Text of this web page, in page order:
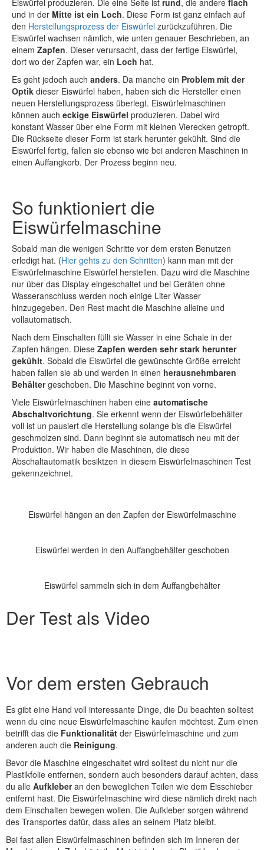
und in der Mitte ist ein Loch. Diese Form ist ganz einfach auf
den Herstellungsprozess der Eiswürfel zurückzuführen. Die
Eiswürfel wachsen nämlich, wie unten genauer Beschrieben, an
einem Zapfen. Dieser verursacht, dass der fertige Eiswürfel,
dort wo der Zapfen war, ein Loch hat.
Es geht jedoch auch anders. Da manche ein Problem mit der
Optik dieser Eiswürfel haben, haben sich die Hersteller einen
neuen Herstellungsprozess überlegt. Eiswürfelmaschinen
können auch eckige Eiswürfel produzieren. Dabei wird
konstant Wasser über eine Form mit kleinen Vierecken getropft.
Die Rückseite dieser Form ist stark herunter gekühlt. Sind die
Eiswürfel fertig, fallen sie ebenso wie bei anderen Maschinen in
einen Auffangkorb. Der Prozess beginn neu.
So funktioniert die
Eiswürfelmaschine
Sobald man die wenigen Schritte vor dem ersten Benutzen
erledigt hat. (Hier gehts zu den Schritten) kann man mit der
Eiswürfelmaschine Eiswürfel herstellen. Dazu wird die Maschine
nur über das Display eingeschaltet und bei Geräten ohne
Wasseranschluss werden noch einige Liter Wasser
hinzugegeben. Den Rest macht die Maschine alleine und
vollautomatisch.
Nach dem Einschalten füllt sie Wasser in eine Schale in der
Zapfen hängen. Diese Zapfen werden sehr stark herunter
gekühlt. Sobald die Eiswürfel die gewünschte Größe erreicht
haben fallen sie ab und werden in einen herausnehmbaren
Behältergeschoben. Die Maschine beginnt von vorne.
Viele Eiswürfelmaschinen haben eine automatische
Abschaltvorichtung. Sie erkennt wenn der Eiswürfelbehälter
voll ist un pausiert die Herstellung solange bis die Eiswürfel
geschmolzen sind. Dann beginnt sie automatisch neu mit der
Produktion. Wir haben die Maschinen, die diese
Abschaltautomatik besiktzen in diesem Eiswürfelmaschinen Test
gekennzeichnet.
Eiswürfel hängen an den Zapfen der Eiswürfelmaschine
Eiswürfel werden in den Auffangbehälter geschoben
Eiswürfel sammeln sich in dem Auffangbehälter
Der Test als Video
Vor dem ersten Gebrauch
Es gibt eine Hand voll interessante Dinge, die Du beachten solltest
wenn du eine neue Eiswürfelmaschine kaufen möchtest. Zum einen
betrifft das die Funktionalität der Eiswürfelmaschine und zum
anderen auch die Reinigung.
Bevor die Maschine eingeschaltet wird solltest du nicht nur die
Plastikfolie entfernen, sondern auch besonders darauf achten, dass
du alle Aufkleberan den beweglichen Teilen wie dem Eisschieber
entfernt hast. Die Eiswürfelmaschine wird diese nämlich direkt nach
dem Einschalten bewegen wollen. Die Aufkleber sorgen während
des Transportes dafür, dass alles an seinem Platz bleibt.
Bei fast allen Eiswürfelmaschinen befinden sich im Inneren der